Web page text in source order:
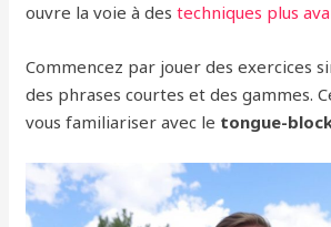
ouvre la voie à destechniques plus
Commencez par jouer des exercices
des phrases courtes et des gammes.
vous familiariser avec le tongue-